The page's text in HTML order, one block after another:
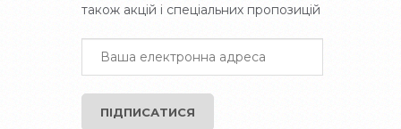
також акцій і спеціальних пропозицій
ПІДПИСАТИСЯ